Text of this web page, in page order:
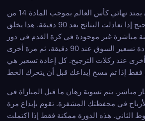
يمكن أن يمتد نهائي كأس العالم بموجب المادة 14 من FIFA إلى
وقت إضافي وركلات ترجيح إذا تعادلت النتائج بعد 90 دقيقة. هذا يخلق
مباشرة غير موجودة في كرة القدم في دور
المجموعات: يتم إعادة تسعير السوق عند 90 دقيقة، ثم مرة أخرى
مرة أخرى عند ركلات الترجيح. كل إعادة تسعير هي
مباشر. يتم تسوية رهان ما قبل المباراة في
في محفظتك المشفرة. تقوم بإيداع مرة
الثاني. هذه الدورة ممكنة فقط إذا اكتملت